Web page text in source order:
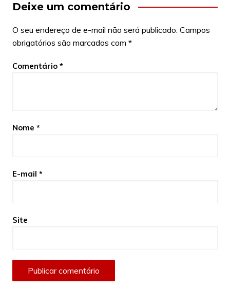
Deixe um comentário
O seu endereço de e-mail não será publicado. Campos
obrigatórios são marcados com *
Comentário *
Nome *
E-mail *
Site